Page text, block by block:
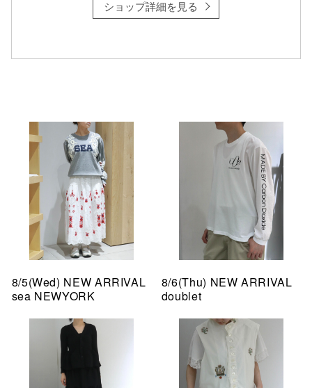
ショップ詳細を見る
8/5(Wed) NEW ARRIVAL
sea NEWYORK
8/6(Thu) NEW ARRIVAL
doublet